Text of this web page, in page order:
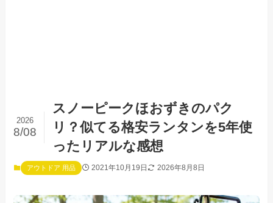
スノーピークほおずきのパク
リ？似てる格安ランタンを5年使
ったリアルな感想
2026
8/08
アウトドア 用品 2021年10月19日 2026年8月8日